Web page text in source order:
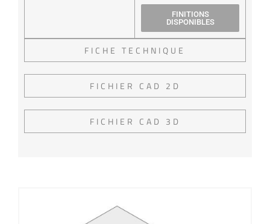
FINITIONS
DISPONIBLES
FICHE TECHNIQUE
FICHIER CAD 2D
FICHIER CAD 3D